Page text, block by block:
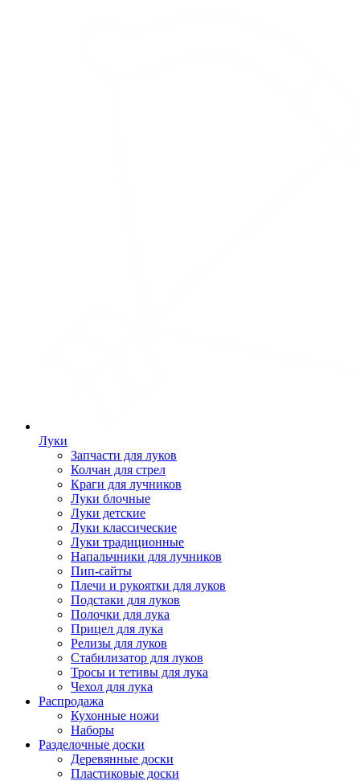
Луки
Запчасти для луков
Колчан для стрел
Краги для лучников
Луки блочные
Луки детские
Луки классические
Луки традиционные
Напальчники для лучников
Пип-сайты
Плечи и рукоятки для луков
Подстаки для луков
Полочки для лука
Прицел для лука
Релизы для луков
Стабилизатор для луков
Тросы и тетивы для лука
Чехол для лука
Распродажа
Кухонные ножи
Наборы
Разделочные доски
Деревянные доски
Пластиковые доски